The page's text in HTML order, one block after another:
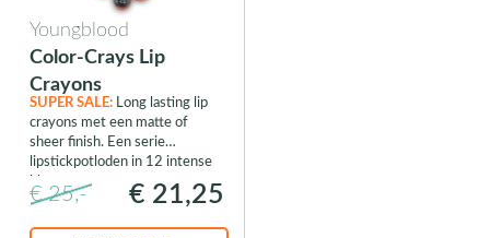
Youngblood
Color-Crays Lip
Crayons
SUPER SALE: Long lasting lip
crayons met een matte of
sheer finish. Een serie
lipstickpotloden in 12 intense
€ 25,- € 21,25